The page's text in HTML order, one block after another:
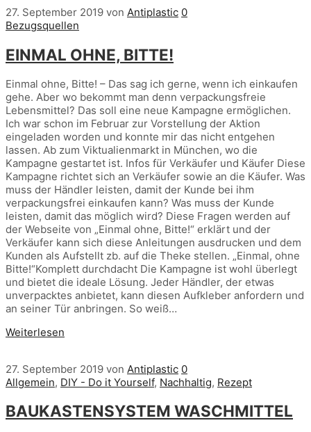
27. September 2019 von Antiplastic 0
Bezugsquellen
EINMAL OHNE, BITTE!
Einmal ohne, Bitte! – Das sag ich gerne, wenn ich einkaufen
gehe. Aber wo bekommt man denn verpackungsfreie
Lebensmittel? Das soll eine neue Kampagne ermöglichen.
Ich war schon im Februar zur Vorstellung der Aktion
eingeladen worden und konnte mir das nicht entgehen
lassen. Ab zum Viktualienmarkt in München, wo die
Kampagne gestartet ist. Infos für Verkäufer und Käufer Diese
Kampagne richtet sich an Verkäufer sowie an die Käufer. Was
muss der Händler leisten, damit der Kunde bei ihm
verpackungsfrei einkaufen kann? Was muss der Kunde
leisten, damit das möglich wird? Diese Fragen werden auf
der Webseite von „Einmal ohne, Bitte!“ erklärt und der
Verkäufer kann sich diese Anleitungen ausdrucken und dem
Kunden als Aufstellt zb. auf die Theke stellen. „Einmal, ohne
Bitte!“Komplett durchdacht Die Kampagne ist wohl überlegt
und bietet die ideale Lösung. Jeder Händler, der etwas
unverpacktes anbietet, kann diesen Aufkleber anfordern und
an seiner Tür anbringen. So weiß…
Weiterlesen
27. September 2019 von Antiplastic 0
Allgemein, DIY - Do it Yourself, Nachhaltig, Rezept
BAUKASTENSYSTEM WASCHMITTEL